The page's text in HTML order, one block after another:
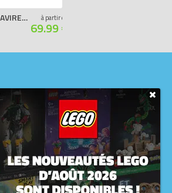
MARIAGE SUR LE NAVIRE ROYAL D'ARIEL à partir de
69.99 €
de prix
marque LEGO.
du moment.
moins chers.